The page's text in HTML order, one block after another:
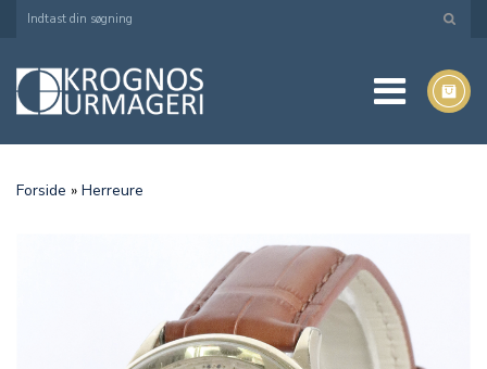
Forside » Herreure